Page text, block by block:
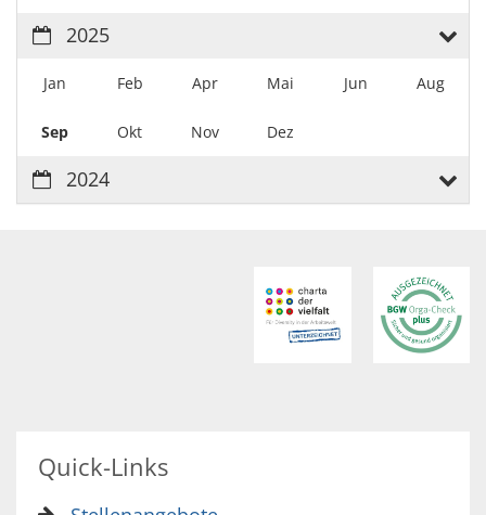
2025
Jan Feb Apr Mai Jun Aug
Sep Okt Nov Dez
2024
Quick-Links